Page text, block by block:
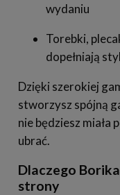
wydaniu
Torebki,
dopełniają
Dzięki szerokiej
stworzysz spójną
nie będziesz miała
ubrać.
Dlaczego
strony